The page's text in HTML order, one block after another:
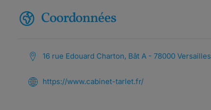
Coordonnées
16 rue Edouard Charton, Bât A - 78000 Versailles
https://www.cabinet-tarlet.fr/